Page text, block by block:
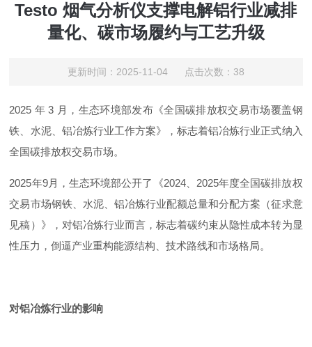
Testo 烟气分析仪支撑电解铝行业减排
量化、碳市场履约与工艺升级
更新时间：2025-11-04 点击次数：38
2025 年 3 月，生态环境部发布《全国碳排放权交易市场覆盖钢
铁、水泥、铝冶炼行业工作方案》，标志着铝冶炼行业正式纳入
全国碳排放权交易市场。
2025年9月，生态环境部公开了《2024、2025年度全国碳排放权
交易市场钢铁、水泥、铝冶炼行业配额总量和分配方案（征求意
见稿）》，对铝冶炼行业而言，标志着碳约束从隐性成本转为显
性压力，倒逼产业重构能源结构、技术路线和市场格局。
对铝冶炼行业的影响